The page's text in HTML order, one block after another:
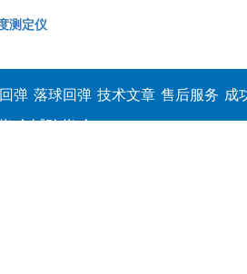
测定仪
弹
,介
落球回弹
试验仪,介
技术文章 售后服务 成